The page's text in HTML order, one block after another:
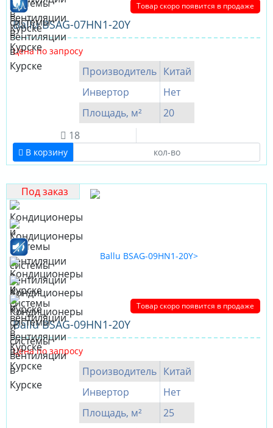
Товар скоро появится в продаже
Ballu BSAG-07HN1-20Y
Цена по запросу
Производитель Китай
Инвертор
Нет
Площадь, м²
20
18
В корзину
Под заказ
Товар скоро появится в продаже
Ballu BSAG-09HN1-20Y
Цена по запросу
Производитель Китай
Инвертор
Нет
Площадь, м²
25